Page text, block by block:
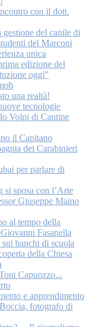
con il dott.
del canile di
del Marconi
unica
edizione del
oggi"
una realtà!
tecnologie
Volpi di Cantine
il Capitano
dei Carabinieri
per parlare di
sposa con l’Arte
Giuseppe Maino
al tempo della
Fasanella
banchi di scuola
della Chiesa
Capuozzo...
e apprendimento
fotografo di